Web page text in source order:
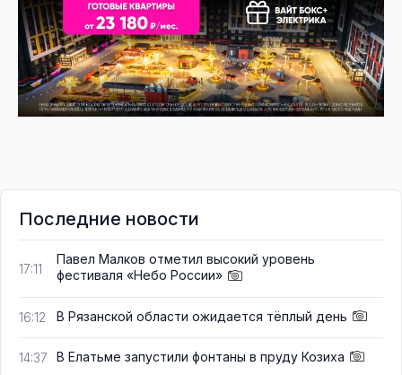
Последние новости
17:11
Павел Малков отметил высокий уровень
фестиваля «Небо России»
16:12 В Рязанской области ожидается тёплый день
14:37 В Елатьме запустили фонтаны в пруду Козиха